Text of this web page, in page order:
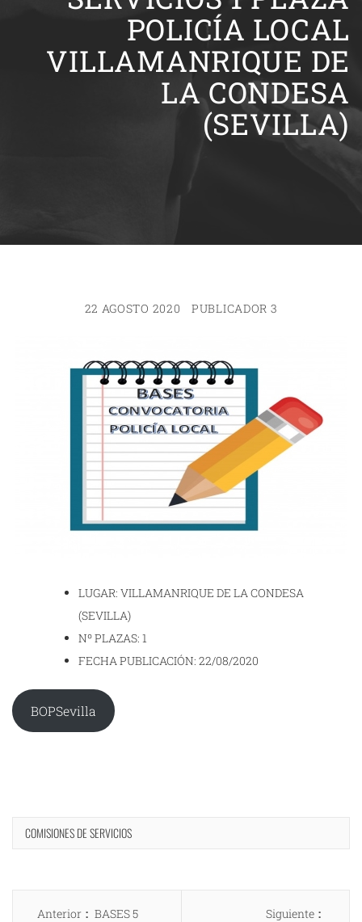
POLICÍA LOCAL
VILLAMANRIQUE DE
LA CONDESA
(SEVILLA)
22 AGOSTO 2020 PUBLICADOR 3
LUGAR: VILLAMANRIQUE DE LA CONDESA
(SEVILLA)
Nº PLAZAS: 1
FECHA PUBLICACIÓN: 22/08/2020
BOPSevilla
COMISIONES DE SERVICIOS
Navegación
Anterior
Entrada
BASES 5
Siguiente